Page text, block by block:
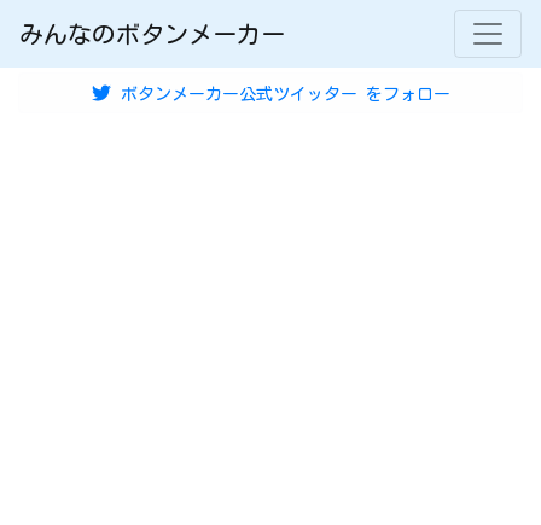
みんなのボタンメーカー
ボタンメーカー公式ツイッター をフォロー